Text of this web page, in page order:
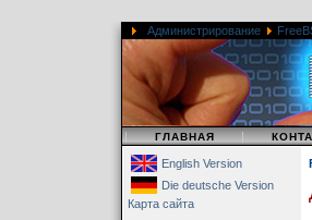
Администрирование
| ГЛАВНАЯ |
English Version
Die deutsche Version
Карта сайта